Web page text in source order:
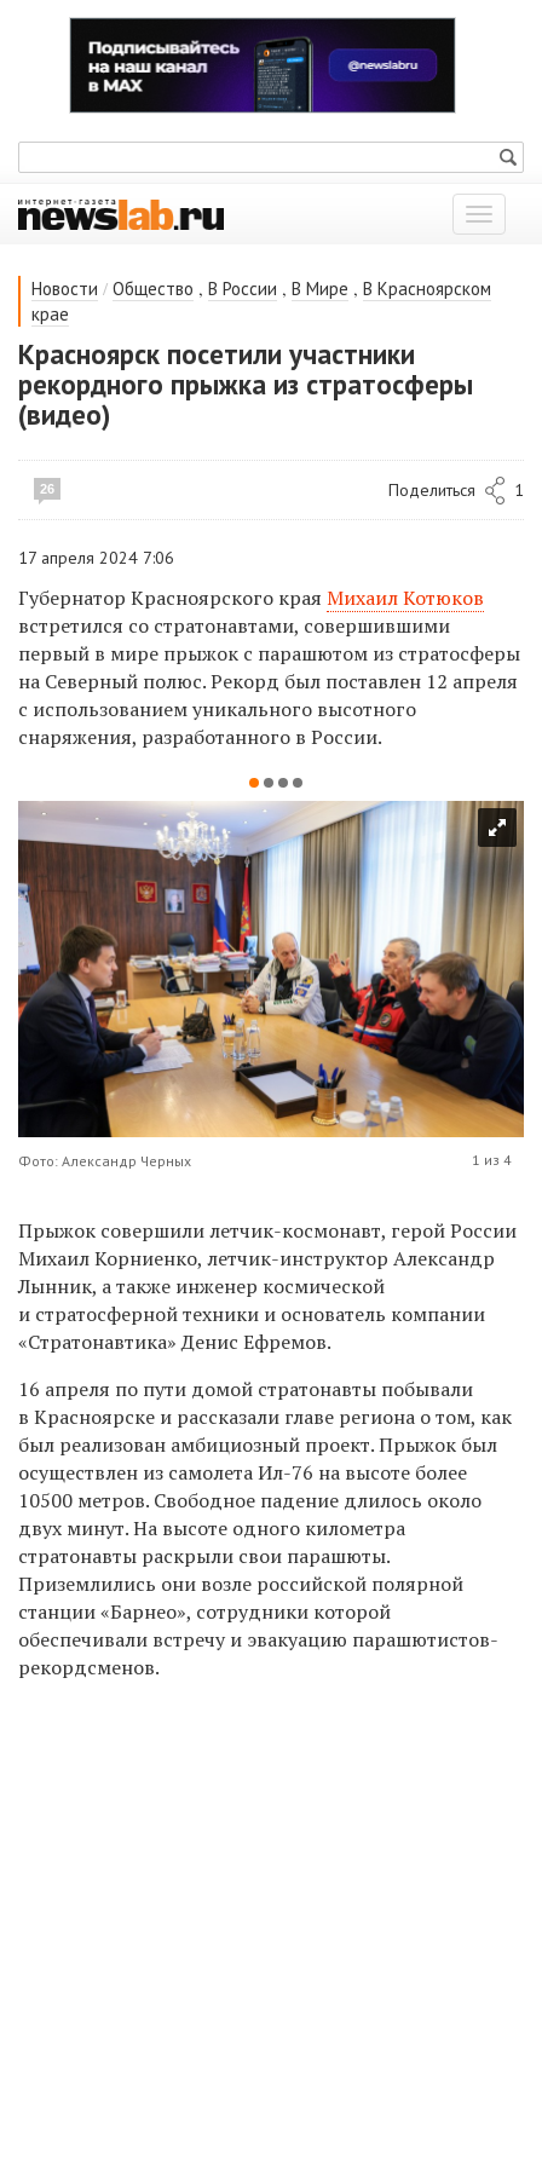
Показать
меню
Новости / Общество , В России , В Мире , В Красноярском
крае
Красноярск посетили участники
рекордного прыжка из стратосферы
(видео)
26 Поделиться 1
17 апреля 2024 7:06
Губернатор Красноярского края Михаил Котюков
встретился со стратонавтами, совершившими
первый в мире прыжок с парашютом из стратосферы
на Северный полюс. Рекорд был поставлен 12 апреля
с использованием уникального высотного
снаряжения, разработанного в России.
Фото: Александр Черных 1 из 4
Прыжок совершили летчик-космонавт, герой России
Михаил Корниенко, летчик-инструктор Александр
Лынник, а также инженер космической
и стратосферной техники и основатель компании
«Стратонавтика» Денис Ефремов.
16 апреля по пути домой стратонавты побывали
в Красноярске и рассказали главе региона о том, как
был реализован амбициозный проект. Прыжок был
осуществлен из самолета Ил-76 на высоте более
10500 метров. Свободное падение длилось около
двух минут. На высоте одного километра
стратонавты раскрыли свои парашюты.
Приземлились они возле российской полярной
станции «Барнео», сотрудники которой
обеспечивали встречу и эвакуацию парашютистов-
рекордсменов.